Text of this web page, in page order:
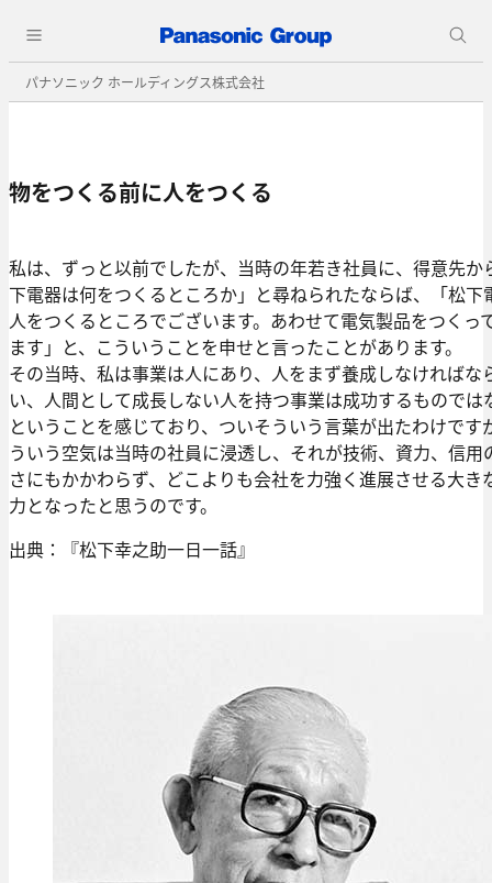
パナソニック ホールディングス株式会社
物をつくる前に人をつくる
私は、ずっと以前でしたが、当時の年若き社員に、得意先か
下電器は何をつくるところか」と尋ねられたならば、「松下
人をつくるところでございます。あわせて電気製品をつくっ
ます」と、こういうことを申せと言ったことがあります。
その当時、私は事業は人にあり、人をまず養成しなければな
い、人間として成長しない人を持つ事業は成功するものでは
ということを感じており、ついそういう言葉が出たわけです
ういう空気は当時の社員に浸透し、それが技術、資力、信用
さにもかかわらず、どこよりも会社を力強く進展させる大き
力となったと思うのです。
出典：『松下幸之助一日一話』